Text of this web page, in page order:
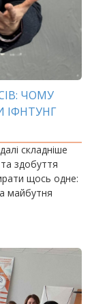
ЧОМУ
ІФНТУНГ
складніше
здобуття
щось одне:
майбутня